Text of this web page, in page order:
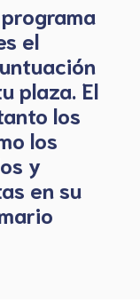
el
plaza. El
los
los
y
en su